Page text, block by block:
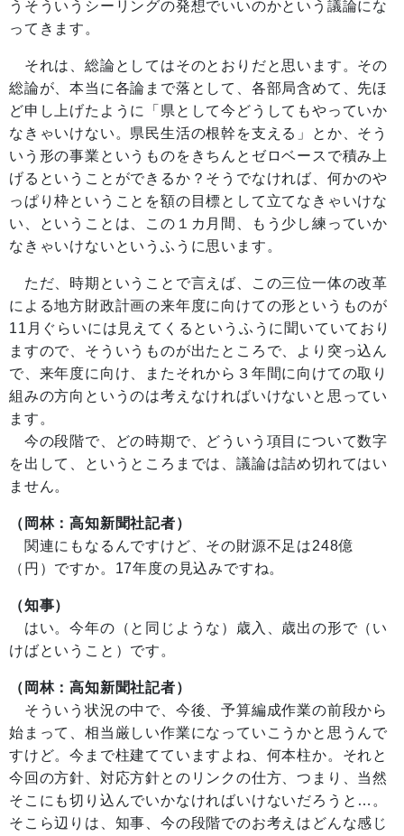
うそういうシーリングの発想でいいのかという議論にな
ってきます。
それは、総論としてはそのとおりだと思います。その
総論が、本当に各論まで落として、各部局含めて、先ほ
ど申し上げたように「県として今どうしてもやっていか
なきゃいけない。県民生活の根幹を支える」とか、そう
いう形の事業というものをきちんとゼロベースで積み上
げるということができるか？そうでなければ、何かのや
っぱり枠ということを額の目標として立てなきゃいけな
い、ということは、この１カ月間、もう少し練っていか
なきゃいけないというふうに思います。
ただ、時期ということで言えば、この三位一体の改革
による地方財政計画の来年度に向けての形というものが
11月ぐらいには見えてくるというふうに聞いていており
ますので、そういうものが出たところで、より突っ込ん
で、来年度に向け、またそれから３年間に向けての取り
組みの方向というのは考えなければいけないと思ってい
ます。
今の段階で、どの時期で、どういう項目について数字
を出して、というところまでは、議論は詰め切れてはい
ません。
（岡林：高知新聞社記者）
関連にもなるんですけど、その財源不足は248億
（円）ですか。17年度の見込みですね。
（知事）
はい。今年の（と同じような）歳入、歳出の形で（い
けばということ）です。
（岡林：高知新聞社記者）
そういう状況の中で、今後、予算編成作業の前段から
始まって、相当厳しい作業になっていこうかと思うんで
すけど。今まで柱建てていますよね、何本柱か。それと
今回の方針、対応方針とのリンクの仕方、つまり、当然
そこにも切り込んでいかなければいけないだろうと…。
そこら辺りは、知事、今の段階でのお考えはどんな感じ